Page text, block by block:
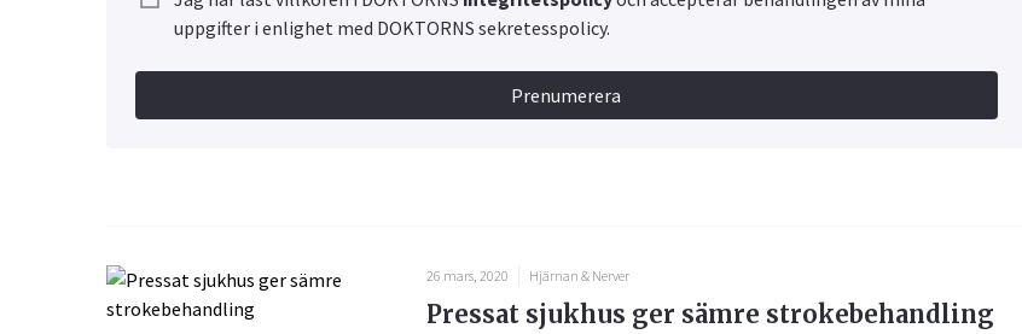
uppgifter i enlighet med DOKTORNS sekretesspolicy.
Prenumerera
26 mars, 2020 Hjärnan & Nerver
Pressat sjukhus ger sämre strokebehandling